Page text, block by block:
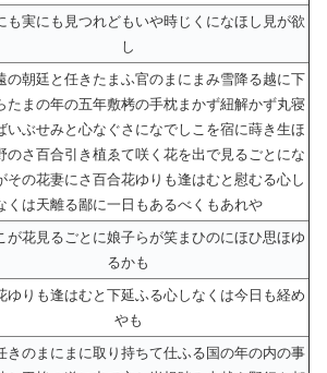
も実にも見つれどもいや時じくになほし見が欲
し
の朝廷と任きたまふ官のまにまみ雪降る越に下
たまの年の五年敷栲の手枕まかず紐解かず丸寝
いぶせみと心なぐさになでしこを宿に蒔き生ほ
のさ百合引き植ゑて咲く花を出で見るごとにな
その花妻にさ百合花ゆりも逢はむと慰むる心し
くは天離る鄙に一日もあるべくもあれや
が花見るごとに娘子らが笑まひのにほひ思ほゆ
るかも
ゆりも逢はむと下延ふる心しなくは今日も経め
やも
きのまにまに取り持ちて仕ふる国の年の内の事